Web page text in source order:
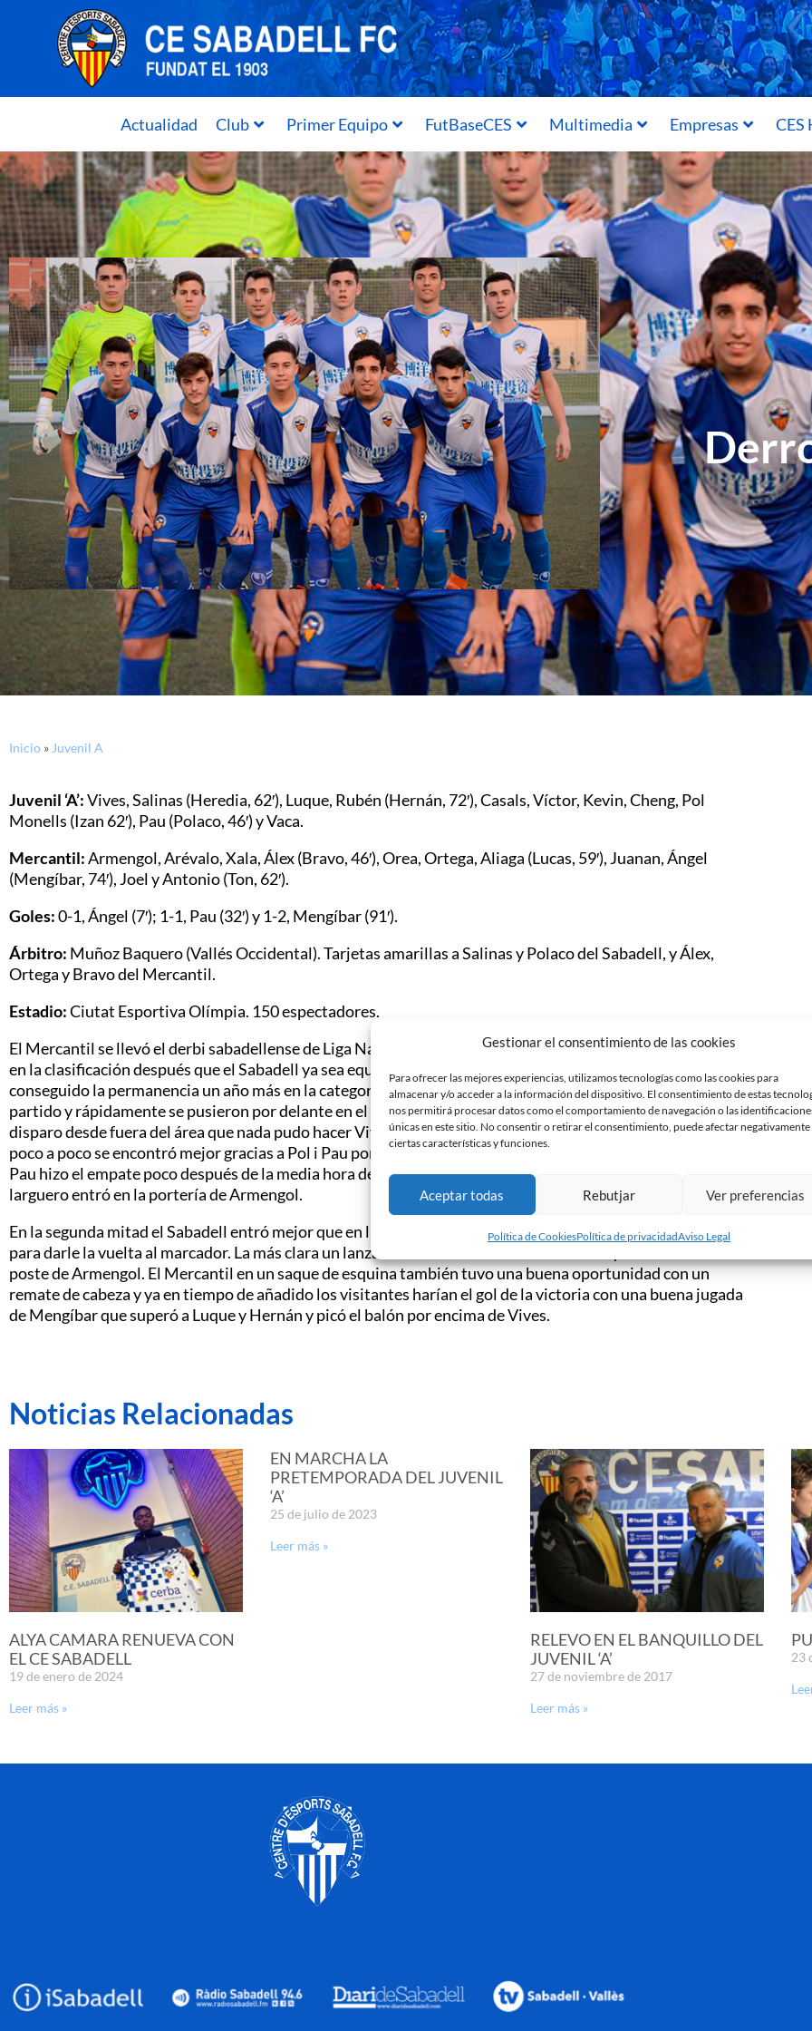
Gestionar el consentimiento de las cookies
Para ofrecer las mejores experiencias, utilizamos tecnologías como las cookies para
almacenar y/o acceder a la información del dispositivo. El consentimiento de estas
nos permitirá procesar datos como el comportamiento de navegación o las
únicas en este sitio. No consentir o retirar el consentimiento, puede afectar negativamente
ciertas características y funciones.
Aceptar todas Rebutjar Ver preferencias
Política de CookiesPolítica de privacidadAviso Legal
Actualidad Club Primer Equipo FutBaseCES Multimedia Empresas CES
Inicio » Juvenil A
Juvenil ‘A’:Vives, Salinas (Heredia, 62′), Luque, Rubén (Hernán, 72′), Casals, Víctor, Kevin, Cheng, Pol
Monells (Izan 62′), Pau (Polaco, 46′) y Vaca.
Mercantil:Armengol, Arévalo, Xala, Álex (Bravo, 46′), Orea, Ortega, Aliaga (Lucas, 59′), Juanan, Ángel
(Mengíbar, 74′), Joel y Antonio (Ton, 62′).
Goles:0-1, Ángel (7′); 1-1, Pau (32′) y 1-2, Mengíbar (91′).
Árbitro: Muñoz Baquero (Vallés Occidental). Tarjetas amarillas a Salinas y Polaco del Sabadell, y Álex,
Ortega y Bravo del Mercantil.
Estadio:Ciutat Esportiva Olímpia. 150 espectadores.
El Mercantil se llevó el derbi sabadellense de Liga Naciona en el tiempo de añadido. Un derbi sin alicientes
en la clasificación después que el Sabadell ya sea equipo de División de Honor y el Mercantil haya
conseguido la permanencia un año más en la categoría. Fueron los mercantilistas los que salieron mejor en el
partido y rápidamente se pusieron por delante en el marcador gracias a un buen gol de Ángel con un potente
disparo desde fuera del área que nada pudo hacer Vives. Le costó entrar al Sabadell en el encuentro pero
poco a poco se encontró mejor gracias a Pol i Pau por bandas que se mostraron muy activos. Precisamente
Pau hizo el empate poco después de la media hora de juego gracias a un disparo que después de tocar en el
larguero entró en la portería de Armengol.
En la segunda mitad el Sabadell entró mejor que en la primera parte, dominó el juego y dispuso de ocasiones
para darle la vuelta al marcador. La más clara un lanzamiento de falta directa de Víctor que se estrelló en el
poste de Armengol. El Mercantil en un saque de esquina también tuvo una buena oportunidad con un
remate de cabeza y ya en tiempo de añadido los visitantes harían el gol de la victoria con una buena jugada
de Mengíbar que superó a Luque y Hernán y picó el balón por encima de Vives.
Noticias Relacionadas
ALYA CAMARA RENUEVA CON
EL CE SABADELL
19 de enero de 2024
Leer más »
EN MARCHA LA
PRETEMPORADA DEL JUVENIL
‘A’
25 de julio de 2023
Leer más »
RELEVO EN EL BANQUILLO DEL
JUVENIL ‘A’
27 de noviembre de 2017
Leer más »
23